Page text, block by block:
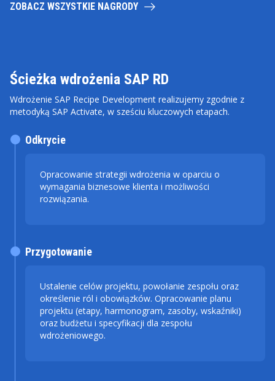
ZOBACZ WSZYSTKIE NAGRODY
Ścieżka wdrożenia SAP RD
Wdrożenie SAP Recipe Development realizujemy zgodnie z
metodyką SAP Activate, w sześciu kluczowych etapach.
Opracowanie strategii wdrożenia w oparciu o
wymagania biznesowe klienta i możliwości
rozwiązania.
Odkrycie
Ustalenie celów projektu, powołanie zespołu oraz
określenie ról i obowiązków. Opracowanie planu
projektu (etapy, harmonogram, zasoby, wskaźniki)
oraz budżetu i specyfikacji dla zespołu
wdrożeniowego.
Przygotowanie